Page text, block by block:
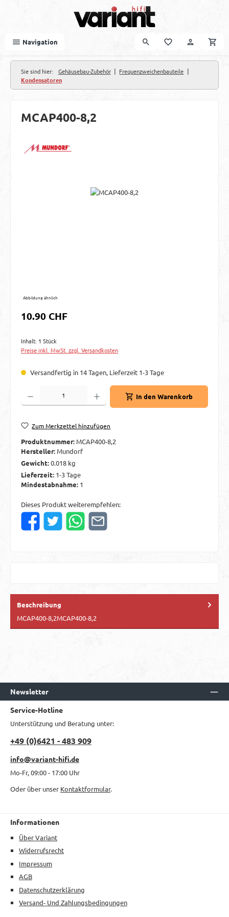
Navigation
Sie sind hier: Gehäusebau-Zubehör | Frequenzweichenbauteile |
Kondensatoren
MCAP400-8,2
Bildergalerie überspringen
Abbildung ähnlich
Regulärer Preis:
10.90 CHF
Inhalt: 1 Stück
Preise inkl. MwSt. zzgl. Versandkosten
Versandfertig in 14 Tagen, Lieferzeit 1-3 Tage
Produkt Anzahl: Gib den gewünschten Wert ein oder benutze die Schaltflächen
In den Warenkorb
Zum Merkzettel hinzufügen
Produktnummer: MCAP400-8,2
Hersteller: Mundorf
Gewicht:0.018 kg
Lieferzeit: 1-3 Tage
Mindestabnahme: 1
Dieses Produkt weiterempfehlen:
Beschreibung
MCAP400-8,2MCAP400-8,2
Newsletter
Service-Hotline
Unterstützung und Beratung unter:
+49 (0)6421 - 483 909
info@variant-hifi.de
Mo-Fr, 09:00 - 17:00 Uhr
Oder über unser Kontaktformular.
Informationen
Über Variant
Widerrufsrecht
Impressum
AGB
Datenschutzerklärung
Versand- Und Zahlungsbedingungen